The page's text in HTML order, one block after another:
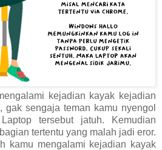
kejadian kayak kejadian
sengaja teman kamu nyengol
tersebut jatuh. Kemudian
tertentu yang malah jadi eror.
kamu mengalami kejadian kayak